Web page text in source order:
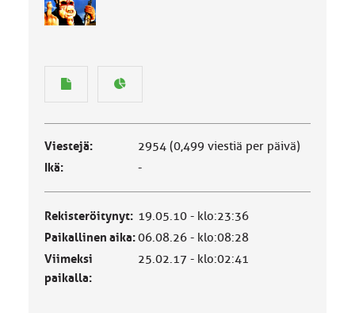
Viestejä:
2954 (0,499 viestiä per päivä)
Ikä:
-
Rekisteröitynyt: 19.05.10 - klo:23:36
Paikallinen aika:06.08.26 - klo:08:28
Viimeksi
paikalla:
25.02.17 - klo:02:41